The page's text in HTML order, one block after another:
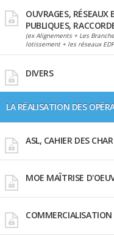
OUVRAGES,
PUBLIQUES,
(ex Alignements + Les
lotissement + les réseaux
DIVERS
LA RÉALISATION DES
ASL, CAHIER DES
MOE MAÎTRISE